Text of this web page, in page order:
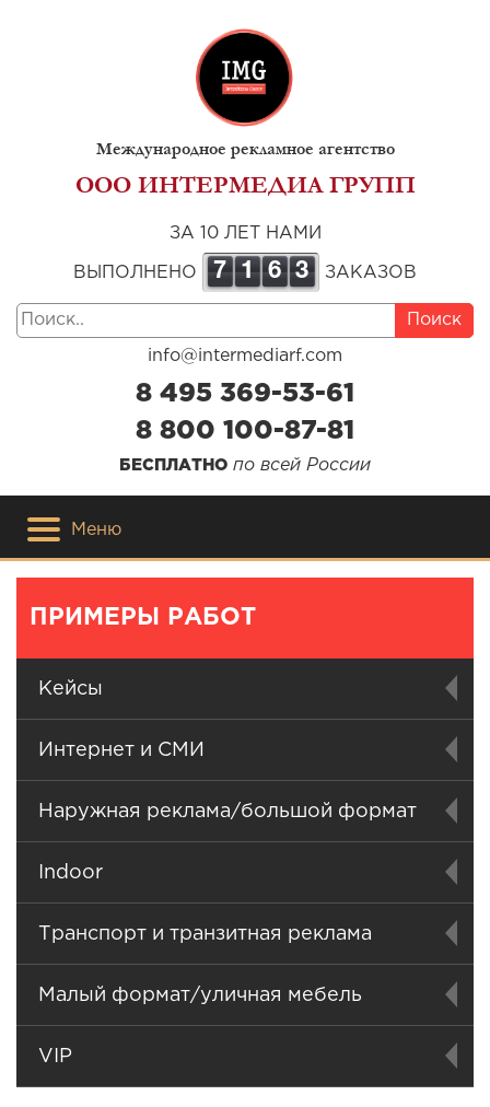
Международное рекламное агентство
ООО ИНТЕРМЕДИА ГРУПП
ЗА 10 ЛЕТ НАМИ
ВЫПОЛНЕНО 7 1 6 3 ЗАКАЗОВ
Поиск
info@intermediarf.com
8 495 369-53-61
8 800 100-87-81
БЕСПЛАТНО по всей России
Меню
ПРИМЕРЫ РАБОТ
Кейсы
Интернет и СМИ
Наружная реклама/большой формат
Indoor
Транспорт и транзитная реклама
Малый формат/уличная мебель
VIP